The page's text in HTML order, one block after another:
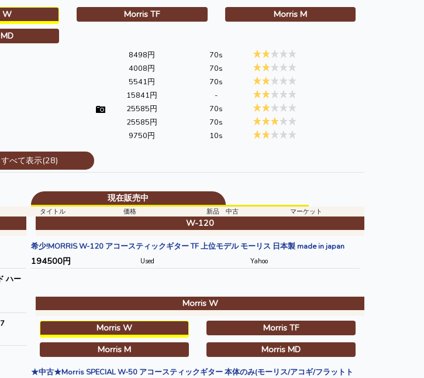
W Morris TF
Morris M
8498円 70s
4008円 70s
5541円 70s
15841円 -
25585円 70s
25585円 70s
9750円 10s
すべて表示(28)
現在販売中
タイトル 価格 新品 中古 マーケット
ハー
W-120
希少!MORRIS W-120 アコースティックギター TF 上位モデル モーリス 日本製 made in japan
194500円 Used Yahoo
Morris W
Morris W
Morris TF
Morris M
Morris MD
★中古★Morris SPECIAL W-50 アコースティックギター 本体のみ(モーリス/アコギ/フラットト